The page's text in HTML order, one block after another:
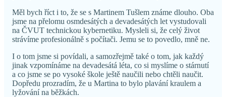
Měl bych říct i to, že se s Martinem Tušlem známe dlouho. Oba
jsme na přelomu osmdesátých a devadesátých let vystudovali
na ČVUT technickou kybernetiku. Mysleli si, že celý život
strávíme profesionálně s počítači. Jemu se to povedlo, mně ne.
I o tom jsme si povídali, a samozřejmě také o tom, jak každý
jinak vzpomínáme na devadesátá léta, co si myslíme o stárnutí
a co jsme se po vysoké škole ještě naučili nebo chtěli naučit.
Dopředu prozradím, že u Martina to bylo plavání kraulem a
lyžování na běžkách.